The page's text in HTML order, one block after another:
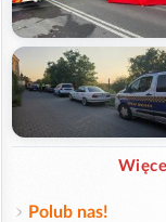
Polub nas!